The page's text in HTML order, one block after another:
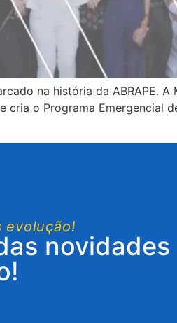
na história da ABRAPE.
o Programa Emergencial
evolução!
novidades